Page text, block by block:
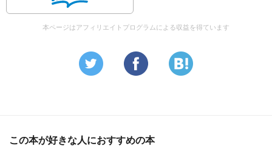
本ページはアフィリエイトプログラムによる収益を得ています
この本が好きな人におすすめの本